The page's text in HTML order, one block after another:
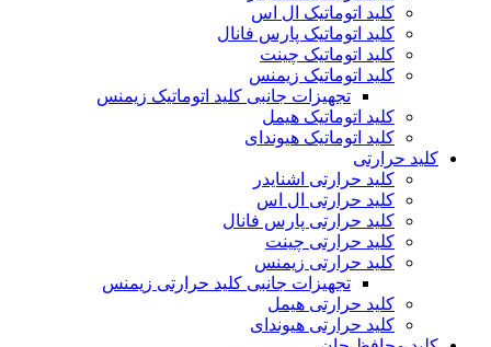
کلید اتوماتیک ال اس
کلید اتوماتیک پارس فانال
کلید اتوماتیک چینت
کلید اتوماتیک زیمنس
تجهیزات جانبی کلید اتوماتیک زیمنس
کلید اتوماتیک هیمل
کلید اتوماتیک هیوندای
کلید حرارتی
کلید حرارتی اشنایدر
کلید حرارتی ال اس
کلید حرارتی پارس فانال
کلید حرارتی چینت
کلید حرارتی زیمنس
تجهیزات جانبی کلید حرارتی زیمنس
کلید حرارتی هیمل
کلید حرارتی هیوندای